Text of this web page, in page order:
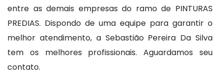
entre as demais empresas do ramo de PINTURAS
PREDIAS. Dispondo de uma equipe para garantir o
melhor atendimento, a Sebastião Pereira Da Silva
tem os melhores profissionais. Aguardamos seu
contato.